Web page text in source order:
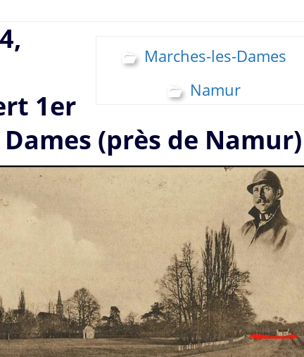
Marches-les-Dames
Namur
1er
(près de Namur)